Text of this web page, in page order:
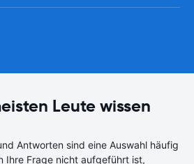
Leute wissen
Antworten sind eine Auswahl häufig
Ihre Frage nicht aufgeführt ist,